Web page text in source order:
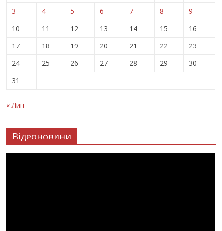
3
4 5 6 7 8
9
10
11 12 13 14 15
16
17
18 19 20 21 22
23
24
25 26 27 28 29
30
31
« Лип
Відеоновини